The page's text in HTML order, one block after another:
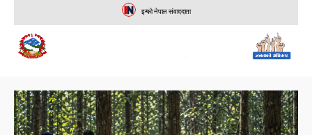
इन्फो नेपाल संवाददाता